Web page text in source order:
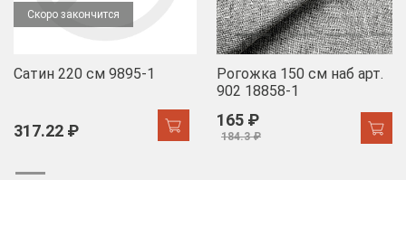
Скоро закончится
Сатин 220 см 9895-1
317.22 ₽
Рогожка 150 см наб арт.
902 18858-1
165 ₽
184.3 ₽